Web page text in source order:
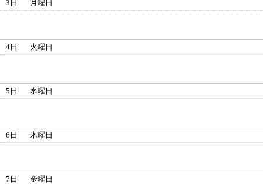
3日 月曜日
4日 火曜日
5日 水曜日
6日 木曜日
7日 金曜日